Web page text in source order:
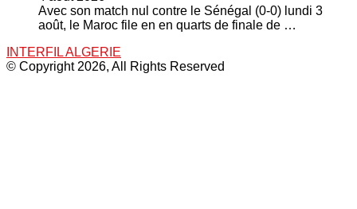
Avec son match nul contre le Sénégal (0-0) lundi 3
août, le Maroc file en en quarts de finale de …
INTERFIL ALGERIE
© Copyright 2026, All Rights Reserved